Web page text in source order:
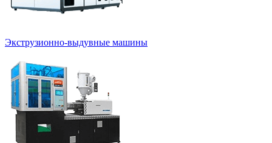
Экструзионно-выдувные машины